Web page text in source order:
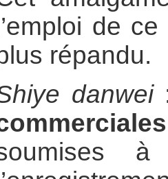
l’emploi de
répandu.
danwei